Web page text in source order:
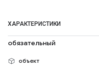
ХАРАКТЕРИСТИКИ
обязательный
объект